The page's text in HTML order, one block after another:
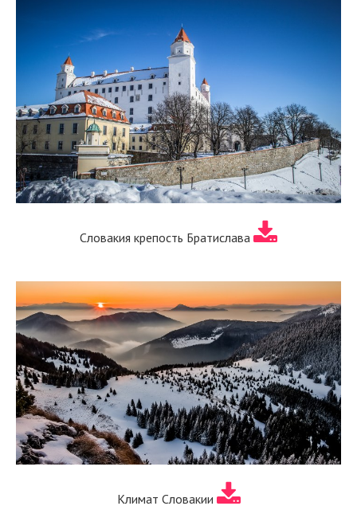
Словакия крепость Братислава
Климат Словакии